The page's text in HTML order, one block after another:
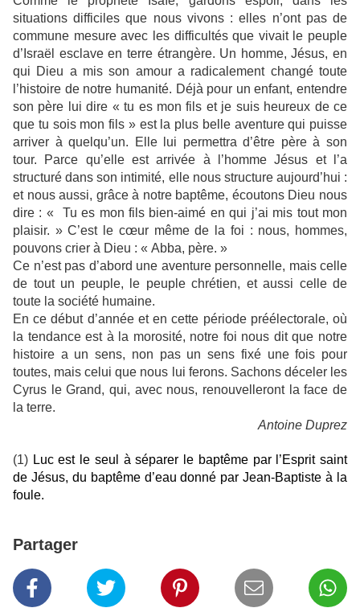
situations difficiles que nous vivons : elles n’ont pas de
commune mesure avec les difficultés que vivait le peuple
d’Israël esclave en terre étrangère. Un homme, Jésus, en
qui Dieu a mis son amour a radicalement changé toute
l’histoire de notre humanité. Déjà pour un enfant, entendre
son père lui dire « tu es mon fils et je suis heureux de ce
que tu sois mon fils » est la plus belle aventure qui puisse
arriver à quelqu’un. Elle lui permettra d’être père à son
tour. Parce qu’elle est arrivée à l’homme Jésus et l’a
structuré dans son intimité, elle nous structure aujourd’hui :
et nous aussi, grâce à notre baptême, écoutons Dieu nous
dire : « Tu es mon fils bien-aimé en qui j’ai mis tout mon
plaisir. » C’est le cœur même de la foi : nous, hommes,
pouvons crier à Dieu : « Abba, père. »
Ce n’est pas d’abord une aventure personnelle, mais celle
de tout un peuple, le peuple chrétien, et aussi celle de
toute la société humaine.
En ce début d’année et en cette période préélectorale, où
la tendance est à la morosité, notre foi nous dit que notre
histoire a un sens, non pas un sens fixé une fois pour
toutes, mais celui que nous lui ferons. Sachons déceler les
Cyrus le Grand, qui, avec nous, renouvelleront la face de
la terre.
Antoine Duprez
(1) Luc est le seul à séparer le baptême par l’Esprit saint
de Jésus, du baptême d’eau donné par Jean-Baptiste à la
foule.
Partager